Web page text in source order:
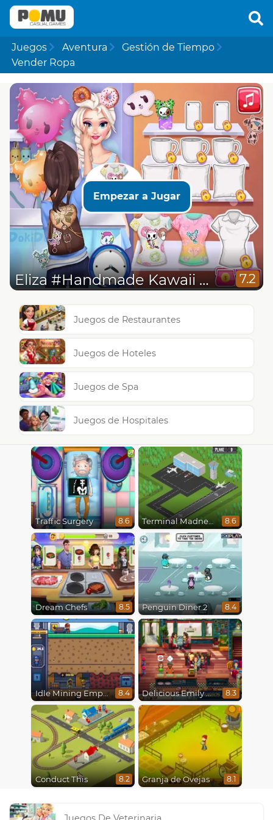
Juegos Aventura
Gestión de Tiempo
Vender Ropa
Empezar a Jugar
Eliza #Handmade Kawaii Shop 7.2
Juegos de Restaurantes
Juegos de Hoteles
Juegos de Spa
Juegos de Hospitales
Traffic Surgery 8.6 Terminal Madness 8.6
Dream Chefs 8.5 Penguin Diner 2 8.4
Idle Mining Empire 8.4 Delicious Emily New Beginning 8.3
Conduct This 8.2 Granja de Ovejas 8.1